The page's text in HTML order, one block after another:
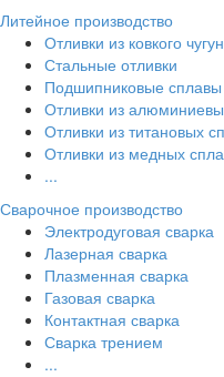
Литейное производство
Отливки из ковкого
Стальные отливки
Подшипниковые сплавы
Отливки из
Отливки из титановых
Отливки из медных
...
Сварочное производство
Электродуговая сварка
Лазерная сварка
Плазменная сварка
Газовая сварка
Контактная сварка
Сварка трением
...